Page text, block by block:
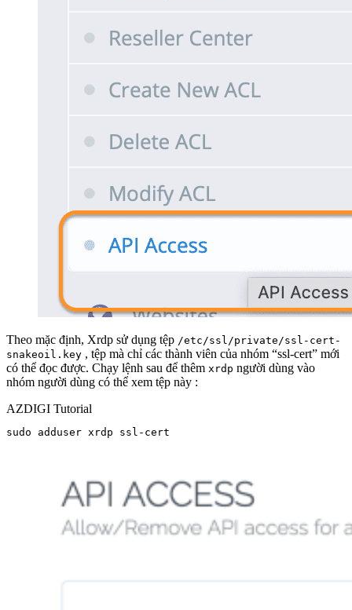
Theo mặc định, Xrdp sử dụng tệp /etc/ssl/private/ssl-cert-
snakeoil.key , tệp mà chỉ các thành viên của nhóm “ssl-cert” mới
có thể đọc được. Chạy lệnh sau để thêm xrdp người dùng vào
nhóm người dùng có thể xem tệp này :
AZDIGI Tutorial
sudo adduser xrdp ssl-cert